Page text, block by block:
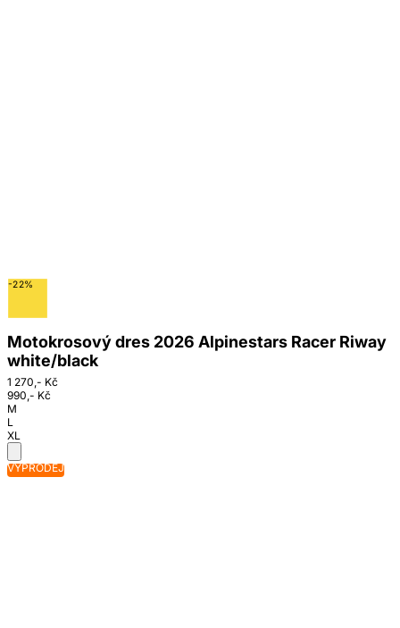
-22%
Motokrosový dres 2026 Alpinestars Racer Riway
white/black
1 270,- Kč
990,- Kč
M
L
XL
VÝPRODEJ